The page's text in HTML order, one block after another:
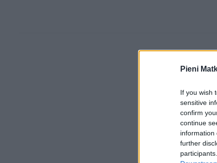
Pieni
If you wish
sensitive
confirm
continue
information
further